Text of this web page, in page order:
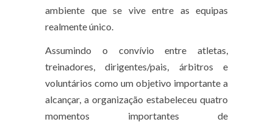
ambiente que se vive entre as equipas
realmente único.
Assumindo o convívio entre atletas,
treinadores, dirigentes/pais, árbitros e
voluntários como um objetivo importante a
alcançar, a organização estabeleceu quatro
momentos importantes de